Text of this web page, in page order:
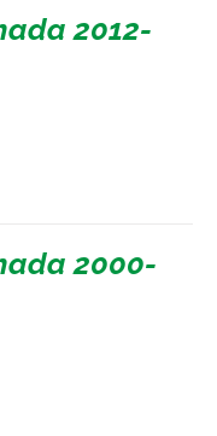
2012-
2000-